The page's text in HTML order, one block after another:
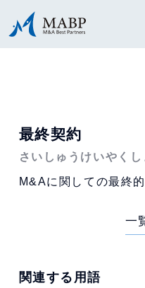
最終契約
さいしゅうけいやくし
M&Aに関しての最終
一
関連する用語